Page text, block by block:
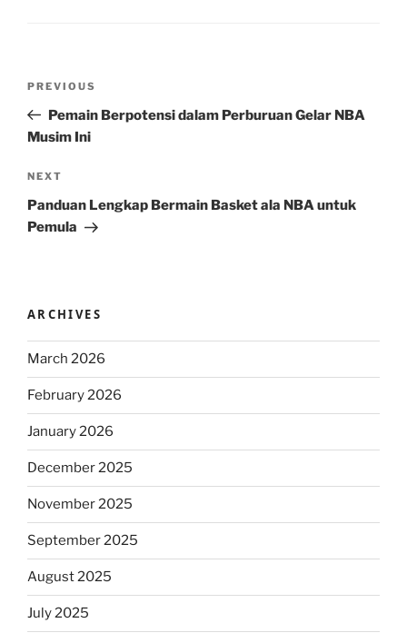
Previous
Post
PREVIOUS
Pemain Berpotensi dalam Perburuan Gelar NBA
Musim Ini
Next
Post
NEXT
Panduan Lengkap Bermain Basket ala NBA untuk
Pemula
ARCHIVES
March 2026
February 2026
January 2026
December 2025
November 2025
September 2025
August 2025
July 2025